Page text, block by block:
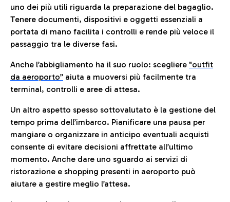
uno dei più utili riguarda la preparazione del bagaglio.
Tenere documenti, dispositivi e oggetti essenziali a
portata di mano facilita i controlli e rende più veloce il
passaggio tra le diverse fasi.
Anche l’abbigliamento ha il suo ruolo: scegliere "outfit
da aeroporto” aiuta a muoversi più facilmente tra
terminal, controlli e aree di attesa.
Un altro aspetto spesso sottovalutato è la gestione del
tempo prima dell’imbarco. Pianificare una pausa per
mangiare o organizzare in anticipo eventuali acquisti
consente di evitare decisioni affrettate all’ultimo
momento. Anche dare uno sguardo ai servizi di
ristorazione e shopping presenti in aeroporto può
aiutare a gestire meglio l’attesa.